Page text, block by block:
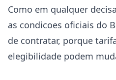
Como em qualquer
as condicoes oficiais do
de contratar, porque
elegibilidade podem